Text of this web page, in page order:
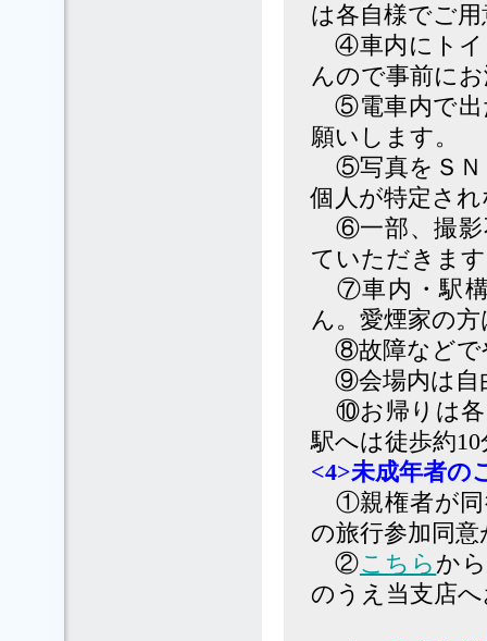
は各自様でご
④車内にトイ
んので事前に
⑤電車内で出
願いします。
⑤写真をＳＮ
個人が特定さ
⑥一部、撮影
ていただきま
⑦車内・駅構
ん。愛煙家の
⑧故障などで
⑨会場内は自
⑩お帰りは各
駅へは徒歩約
<4>未成年者の
①親権者が同
の旅行参加同
②こちら か
のうえ当支店